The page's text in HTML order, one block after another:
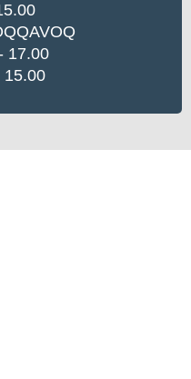
17.00
15.00